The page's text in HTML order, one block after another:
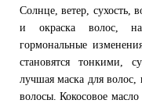
Солнце, ветер, сухость,
и окраска волос,
гормональные
становятся тонкими,
лучшая маска для волос,
волосы. Кокосовое